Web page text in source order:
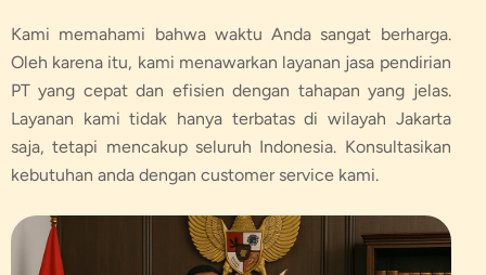
Kami memahami bahwa waktu Anda sangat berharga.
Oleh karena itu, kami menawarkan layanan jasa pendirian
PT yang cepat dan efisien dengan tahapan yang jelas.
Layanan kami tidak hanya terbatas di wilayah Jakarta
saja, tetapi mencakup seluruh Indonesia. Konsultasikan
kebutuhan anda dengan customer service kami.